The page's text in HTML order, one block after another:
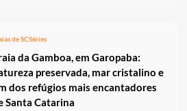
de SCSéries
da Gamboa, em Garopaba:
preservada, mar cristalino e
dos refúgios mais encantadores
Santa Catarina